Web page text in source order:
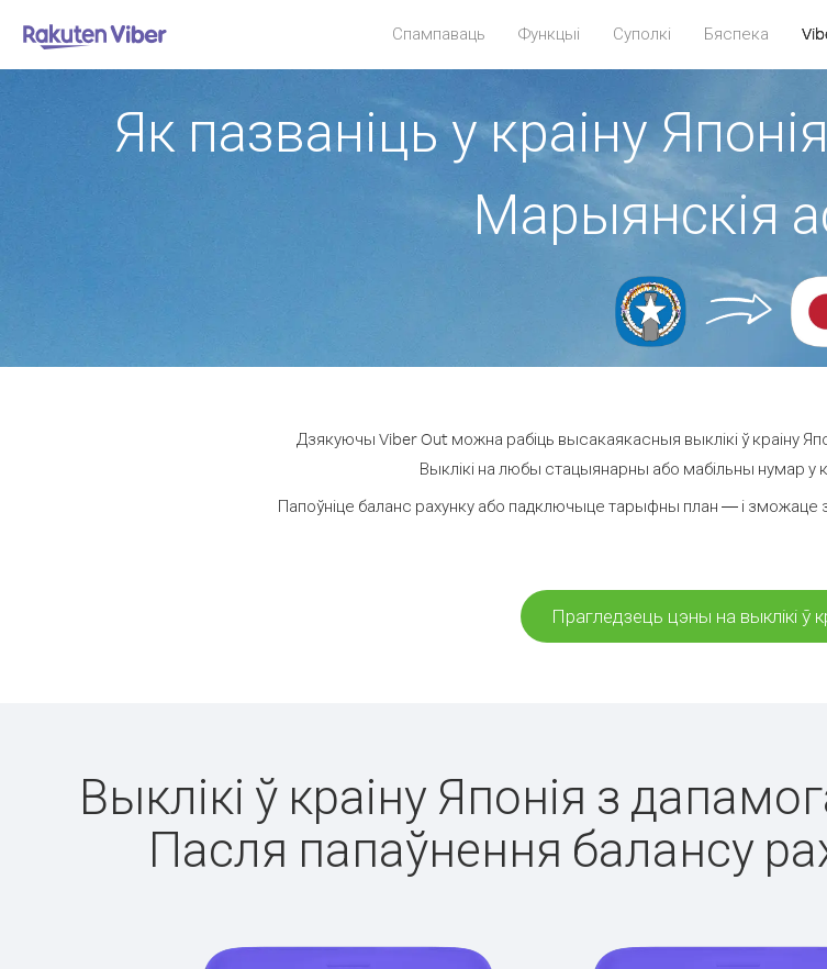
Спампаваць Функцыі Суполкі Бяспека
Як пазваніць у краіну
Марыянскія
Дзякуючы Viber Out можна рабіць высакаякасныя выклікі ў краіну
Выклікі на любы стацыянарны або мабільны нумар у
Папоўніце баланс рахунку або падключыце тарыфны план — і зможаце
Прагледзець цэны на выклікі ў
Выклікі ў краіну Японія з
Пасля папаўнення балансу